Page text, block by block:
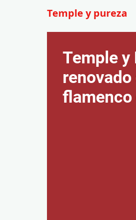
Temple y pureza
Temple y
flamenco